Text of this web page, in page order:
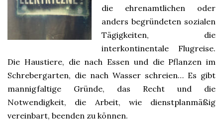
die ehrenamtlichen oder
anders begründeten sozialen
Tägigkeiten, die
interkontinentale Flugreise.
Die Haustiere, die nach Essen und die Pflanzen im
Schrebergarten, die nach Wasser schreien… Es gibt
mannigfaltige Gründe, das Recht und die
Notwendigkeit, die Arbeit, wie dienstplanmäßig
vereinbart, beenden zu können.